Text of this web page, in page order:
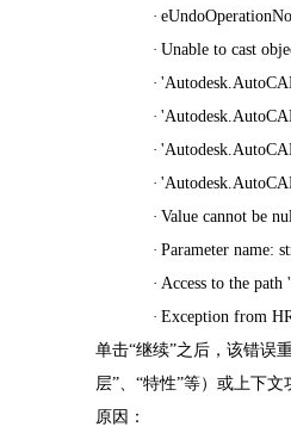
·
· Unable to cast
·
·
·
·
· Value cannot be
· Parameter name:
· Access to the
· Exception from
单击“继续”之后，该错误
层”、“特性”等）或上下文
原因：